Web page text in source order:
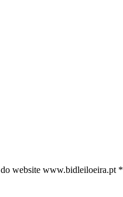
do website www.bidleiloeira.pt *